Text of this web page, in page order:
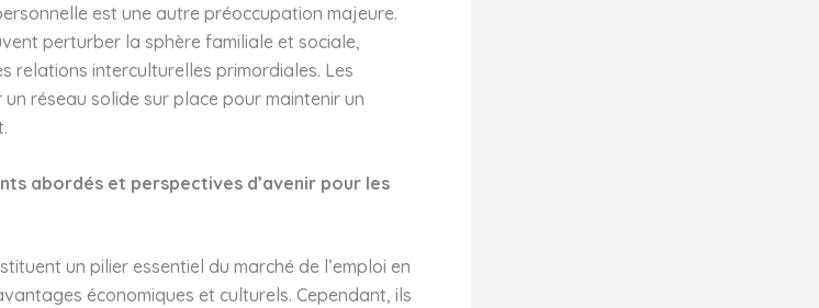
est une autre préoccupation majeure.
perturber la sphère familiale et sociale,
relations interculturelles primordiales. Les
réseau solide sur place pour maintenir un
abordés et perspectives d’avenir pour les
un pilier essentiel du marché de l’emploi en
économiques et culturels. Cependant, ils